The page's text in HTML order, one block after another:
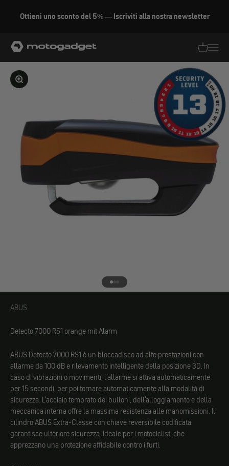
Ottieni uno sconto del 5% — Iscriviti alla nostra newsletter
motogadget GmbH
Ingrandire l'immagine
Vai all'elemento 1
Vai all'elemento 2
Vai all'elemento 3
ABUS
ABUS
Detecto 7000 RS1 orange mit Alarm
ABUS Detecto 7000 RS1 è un bloccadisco ad alte prestazioni con
allarme da 100 dB e rilevamento intelligente della posizione 3D. In
caso di vibrazioni o movimenti, l'allarme si attiva automaticamente
per 15 secondi, per poi tornare automaticamente alla modalità di
sicurezza. L'acciaio temprato dei bulloni, dell'alloggiamento e della
meccanica interna offre la massima resistenza alle manomissioni. Il
cilindro ABUS Extra-Classe con chiave reversibile codificata
garantisce ulteriore sicurezza. Ideale per i motociclisti che
apprezzano una protezione affidabile contro i furti.